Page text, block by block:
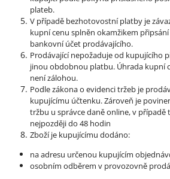
plateb.
V případě bezhotovostní platby je
kupní cenu splněn okamžikem
bankovní účet prodávajícího.
Prodávající nepožaduje od kupujícího
jinou obdobnou platbu. Úhrada kupní
není zálohou.
Podle zákona o evidenci tržeb je
kupujícímu účtenku. Zároveň je
tržbu u správce daně online, v
nejpozději do 48 hodin
Zboží je kupujícímu dodáno:
na adresu určenou kupujícím
osobním odběrem v provozovně